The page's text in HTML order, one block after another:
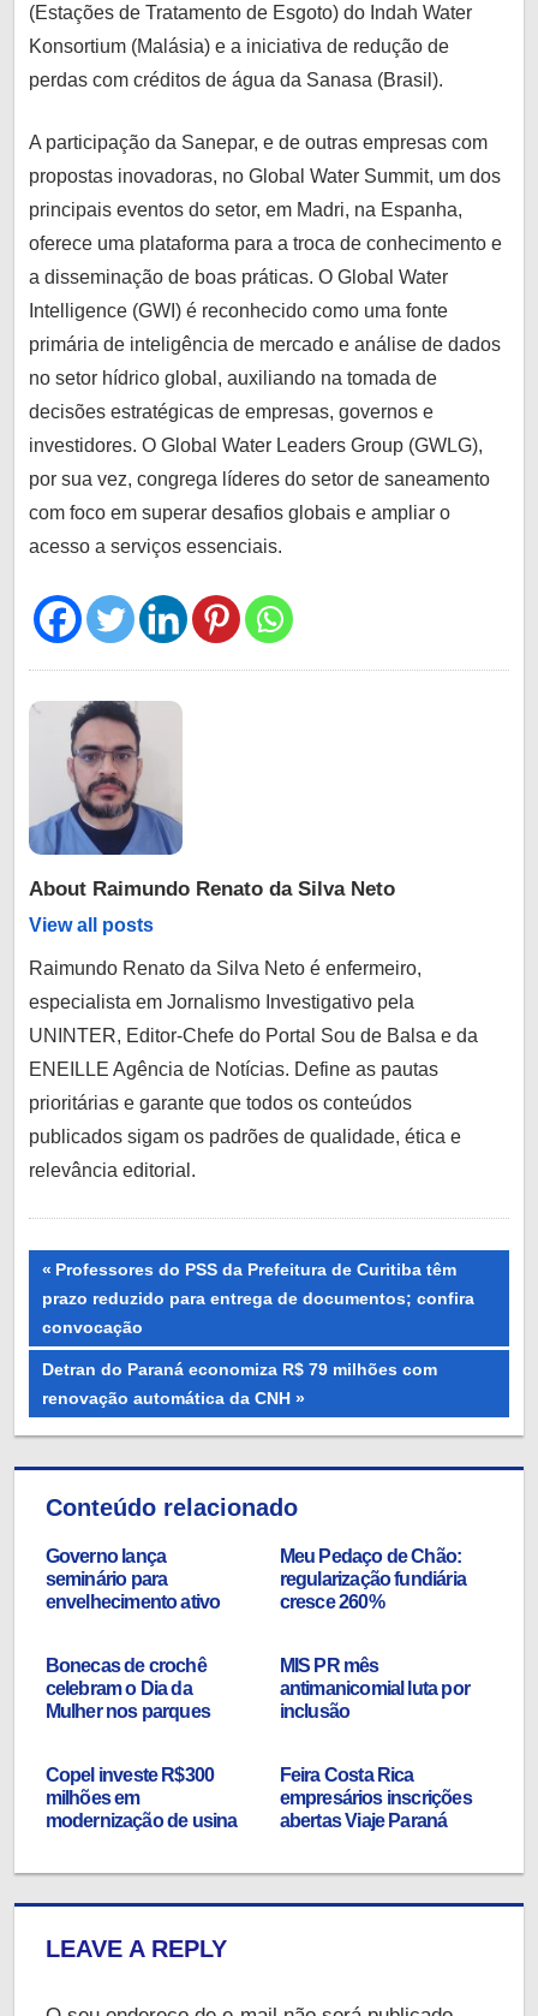
(Estações de Tratamento de Esgoto) do Indah Water
Konsortium (Malásia) e a iniciativa de redução de
perdas com créditos de água da Sanasa (Brasil).
A participação da Sanepar, e de outras empresas com
propostas inovadoras, no Global Water Summit, um dos
principais eventos do setor, em Madri, na Espanha,
oferece uma plataforma para a troca de conhecimento e
a disseminação de boas práticas. O Global Water
Intelligence (GWI) é reconhecido como uma fonte
primária de inteligência de mercado e análise de dados
no setor hídrico global, auxiliando na tomada de
decisões estratégicas de empresas, governos e
investidores. O Global Water Leaders Group (GWLG),
por sua vez, congrega líderes do setor de saneamento
com foco em superar desafios globais e ampliar o
acesso a serviços essenciais.
About Raimundo Renato da Silva Neto
View all posts
Raimundo Renato da Silva Neto é enfermeiro,
especialista em Jornalismo Investigativo pela
UNINTER, Editor-Chefe do Portal Sou de Balsa e da
ENEILLE Agência de Notícias. Define as pautas
prioritárias e garante que todos os conteúdos
publicados sigam os padrões de qualidade, ética e
relevância editorial.
Navegação
de
Post
Previous
Post:
Professores do PSS da Prefeitura de Curitiba têm
prazo reduzido para entrega de documentos; confira
convocação
Next
Post:
Detran do Paraná economiza R$ 79 milhões com
renovação automática da CNH
Conteúdo relacionado
Governo lança
seminário para
envelhecimento ativo
Meu Pedaço de Chão:
regularização fundiária
cresce 260%
Bonecas de crochê
celebram o Dia da
Mulher nos parques
MIS PR mês
antimanicomial luta por
inclusão
Copel investe R$300
milhões em
modernização de usina
Feira Costa Rica
empresários inscrições
abertas Viaje Paraná
LEAVE A REPLY